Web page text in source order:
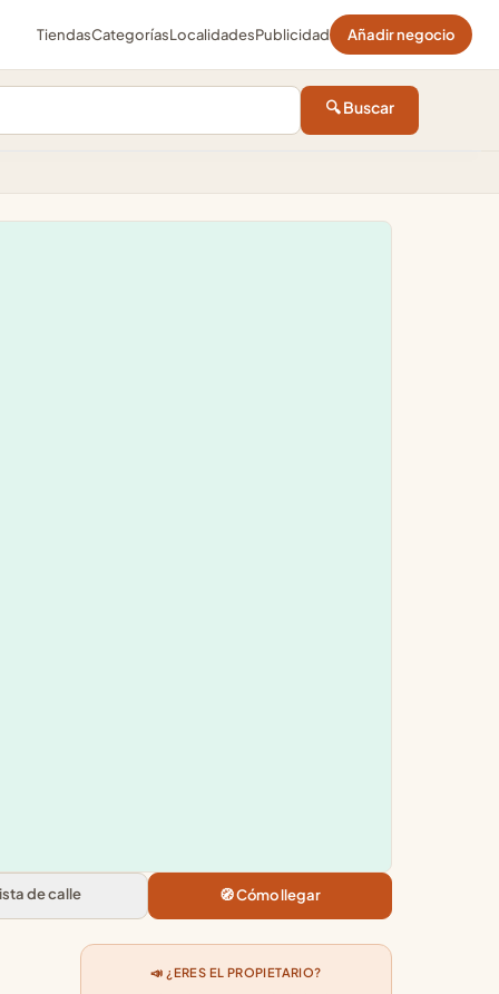
TiendasCategoríasLocalidadesPublicidad Añadir negocio
🔍 Buscar
de calle 🧭 Cómo llegar
📣 ¿ERES EL PROPIETARIO?